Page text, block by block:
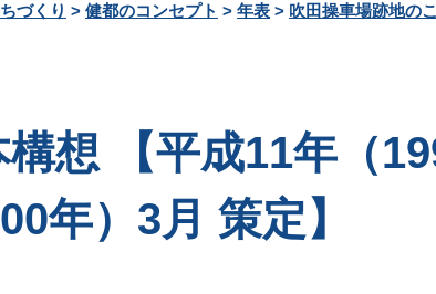
づくり > 健都のコンセプト > 年表 > 吹田操車場跡地の
想 【平成11年（
年）3月 策定】